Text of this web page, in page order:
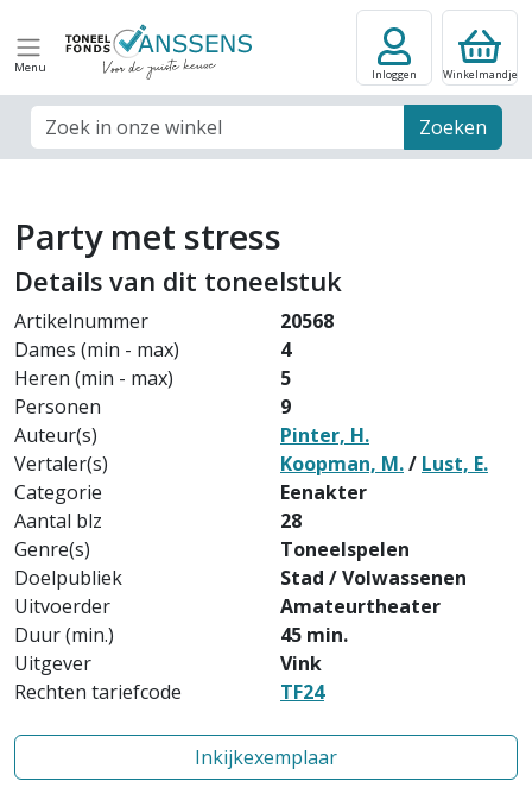
Menu
Zoek veld Zoeken
Inloggen Winkelmandje
Party met stress
Details van dit toneelstuk
Artikelnummer
20568
Dames (min - max)
4
Heren (min - max)
5
Personen
9
Auteur(s)
Pinter, H.
Vertaler(s)
Koopman, M./ Lust, E.
Categorie
Eenakter
Aantal blz
28
Genre(s)
Toneelspelen
Doelpubliek
Stad / Volwassenen
Uitvoerder
Amateurtheater
Duur (min.)
45 min.
Uitgever
Vink
Rechten tariefcode
TF24
Inkijkexemplaar